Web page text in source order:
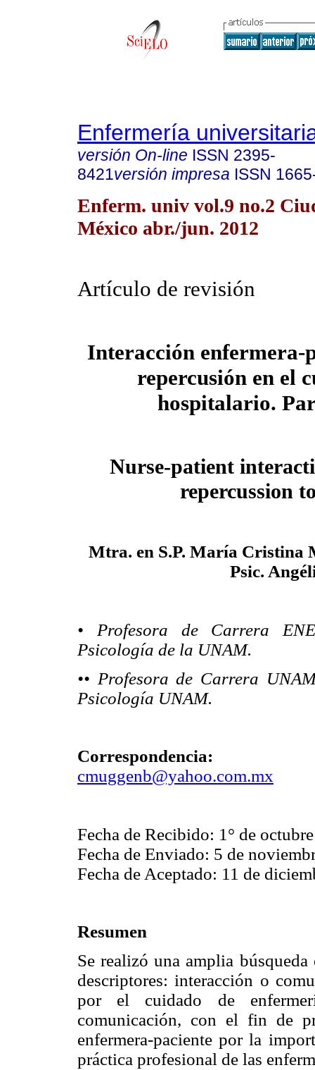
Enfermería
versión On-line ISSN 2395-
8421versión impresa ISSN
Enferm. univ vol.9 no.2
México abr./jun. 2012
Artículo de revisión
Interacción enfermera-
repercusión en el
hospitalario.
Nurse-patient
repercussion
Mtra. en S.P. María Cristina
Psic.
• Profesora de Carrera
Psicología de la UNAM.
•• Profesora de Carrera
Psicología UNAM.
Correspondencia:
cmuggenb@yahoo.com.mx
Fecha de Recibido: 1° de
Fecha de Enviado: 5 de
Fecha de Aceptado: 11 de
Resumen
Se realizó una amplia
descriptores: interacción o
por el cuidado de
comunicación, con el fin de
enfermera-paciente por la
práctica profesional de las